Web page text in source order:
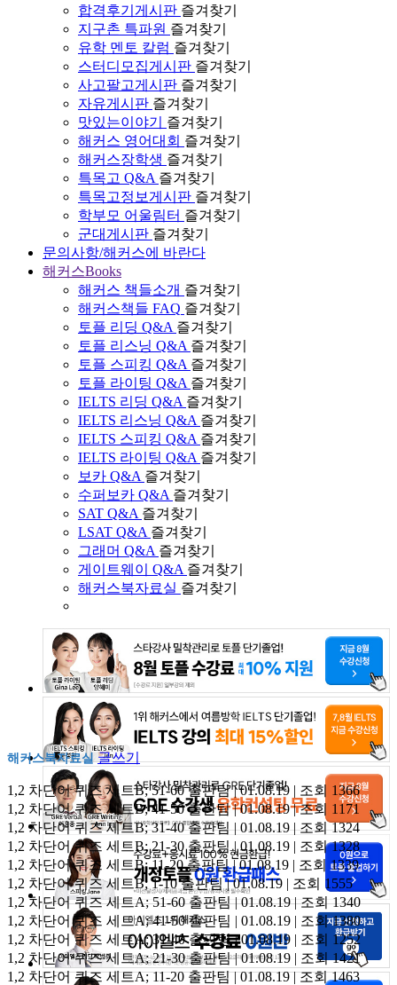
합격후기게시판 즐겨찾기
지구촌 특파원 즐겨찾기
유학 멘토 칼럼 즐겨찾기
스터디모집게시판 즐겨찾기
사고팔고게시판 즐겨찾기
자유게시판 즐겨찾기
맛있는이야기
즐겨찾기
해커스 영어대회 즐겨찾기
해커스장학생 즐겨찾기
특목고 Q&A 즐겨찾기
특목고정보게시판 즐겨찾기
학부모 어울림터 즐겨찾기
군대게시판 즐겨찾기
문의사항/해커스에 바란다
해커스Books
해커스 책들소개 즐겨찾기
해커스책들 FAQ 즐겨찾기
토플 리딩 Q&A 즐겨찾기
토플 리스닝 Q&A 즐겨찾기
토플 스피킹 Q&A 즐겨찾기
토플 라이팅 Q&A 즐겨찾기
IELTS 리딩 Q&A 즐겨찾기
IELTS 리스닝 Q&A 즐겨찾기
IELTS 스피킹 Q&A 즐겨찾기
IELTS 라이팅 Q&A 즐겨찾기
보카 Q&A 즐겨찾기
수퍼보카 Q&A 즐겨찾기
SAT Q&A 즐겨찾기
LSAT Q&A 즐겨찾기
그래머 Q&A 즐겨찾기
게이트웨이 Q&A 즐겨찾기
해커스북자료실 즐겨찾기
해커스북자료실 글쓰기
1,2 차단어 퀴즈 세트B; 51-60출판팀 | 01.08.19 | 조회 1366
1,2 차단어 퀴즈 세트B; 41-50출판팀 | 01.08.19 | 조회 1171
1,2 차단어 퀴즈 세트B; 31-40출판팀 | 01.08.19 | 조회 1324
1,2 차단어 퀴즈 세트B; 21-30출판팀 | 01.08.19 | 조회 1328
1,2 차단어 퀴즈 세트B; 11-20출판팀 | 01.08.19 | 조회 1339
1,2 차단어 퀴즈 세트B; 1-10출판팀 | 01.08.19 | 조회 1555
1,2 차단어 퀴즈 세트A; 51-60출판팀 | 01.08.19 | 조회 1340
1,2 차단어 퀴즈 세트A; 41-50츌판팀 | 01.08.19 | 조회 1380
1,2 차단어 퀴즈 세트A; 31-40출판팀 | 01.08.19 | 조회 1252
1,2 차단어 퀴즈 세트A; 21-30출판팀 | 01.08.19 | 조회 1421
1,2 차단어 퀴즈 세트A; 11-20출판팀 | 01.08.19 | 조회 1463